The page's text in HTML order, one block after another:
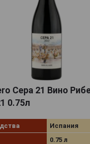
Cepa 21 Вино
0.75л
Испания
0.75 л